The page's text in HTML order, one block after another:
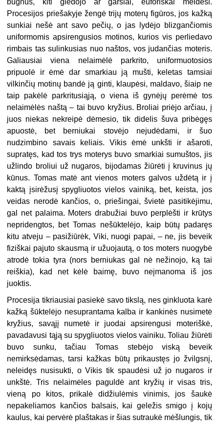
Procesijos priešakyje žengė trijų moterų figūros, jos kažką
sunkiai nešė ant savo pečių, o jas lydėjo blizgančiomis
uniformomis apsirengusios motinos, kurios vis perliedavo
rimbais tas sulinkusias nuo naštos, vos judančias moteris.
Galiausiai viena nelaimėlė parkrito, uniformuotosios
pripuolė ir ėmė dar smarkiau ją mušti, keletas tamsiai
vilkinčių motinų bandė ją ginti, klaupėsi, maldavo, šiaip ne
taip pakėlė parkritusiąją, o viena iš gynėjų perėmė tos
nelaimėlės naštą – tai buvo kryžius. Broliai priėjo arčiau, į
juos niekas nekreipė dėmesio, tik didelis šuva pribėgęs
apuostė, bet berniukai stovėjo nejudėdami, ir šuo
nudzimbino savais keliais. Vikis ėmė unkšti ir ašaroti,
supratęs, kad tos trys moterys buvo smarkiai sumuštos, jis
užlindo broliui už nugaros, bijodamas žiūrėti į kruvinus jų
kūnus. Tomas matė ant vienos moters galvos uždėtą ir į
kaktą įsirėžusį spygliuotos vielos vainiką, bet, keista, jos
veidas nerodė kančios, o, priešingai, švietė pasitikėjimu,
gal net palaima. Moters drabužiai buvo perplėšti ir krūtys
nepridengtos, bet Tomas nešūktelėjo, kaip būtų padaręs
kitu atveju – pasižiūrėk, Viki, nuogi papai, – ne, jis beveik
fiziškai pajuto skausmą ir užuojautą, o tos moters nuogybė
atrodė tokia tyra (nors berniukas gal nė nežinojo, ką tai
reiškia), kad net kėlė baimę, buvo neįmanoma iš jos
juoktis.
Procesija tikriausiai pasiekė savo tikslą, nes ginkluota karė
kažką šūktelėjo nesuprantama kalba ir kankinės nusimetė
kryžius, savąjį numetė ir juodai apsirengusi moteriškė,
pavadavusi tąją su spygliuotos vielos vainiku. Toliau žiūrėti
buvo sunku, tačiau Tomas stebėjo viską beveik
nemirksėdamas, tarsi kažkas būtų prikaustęs jo žvilgsnį,
neleidęs nusisukti, o Vikis tik spaudėsi už jo nugaros ir
unkštė. Tris nelaimėles paguldė ant kryžių ir visas tris,
vieną po kitos, prikalė didžiulėmis vinimis, jos šaukė
nepakeliamos kančios balsais, kai geležis smigo į kojų
kaulus, kai pervėrė plaštakas ir šias sutraukė mėšlungis, tik